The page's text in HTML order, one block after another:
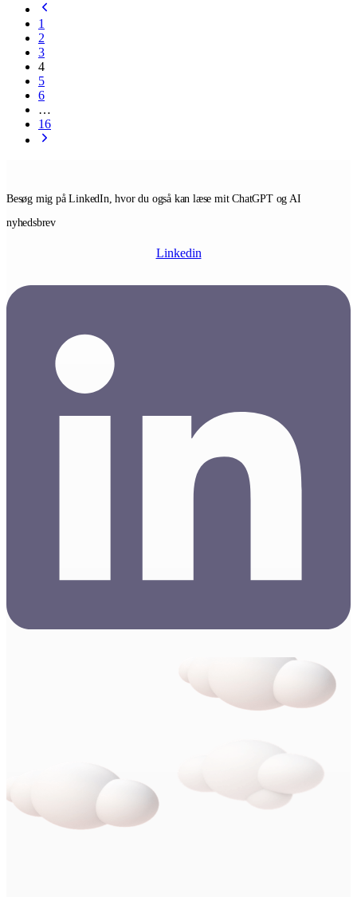
1
2
3
4
5
6
…
16
Besøg mig på LinkedIn, hvor du også kan læse mit ChatGPT og AI
nyhedsbrev
Linkedin